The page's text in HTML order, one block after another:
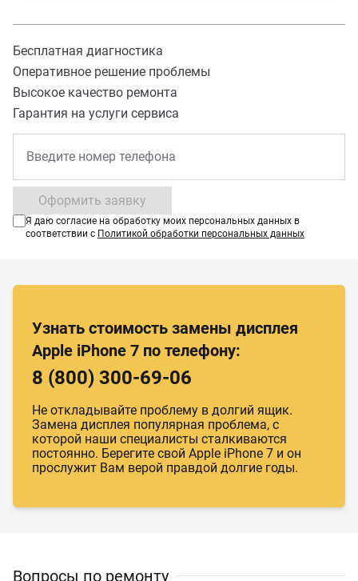
Бесплатная диагностика
Оперативное решение проблемы
Высокое качество ремонта
Гарантия на услуги сервиса
Оформить заявку
Я даю согласие на обработку моих персональных данных в
соответствии с Политикой обработки персональных данных
Узнать стоимость замены дисплея
Apple iPhone 7 по телефону:
8 (800) 300-69-06
Не откладывайте проблему в долгий ящик.
Замена дисплея популярная проблема, с
которой наши специалисты сталкиваются
постоянно. Берегите свой Apple iPhone 7 и он
прослужит Вам верой правдой долгие годы.
Вопросы по ремонту